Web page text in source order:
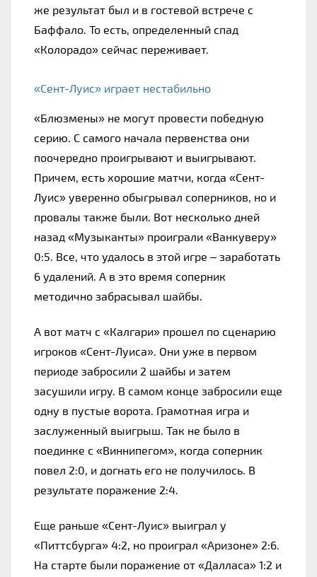
же результат был и в гостевой встрече с
Баффало. То есть, определенный спад
«Колорадо» сейчас переживает.
«Сент-Луис» играет нестабильно
«Блюзмены» не могут провести победную
серию. С самого начала первенства они
поочередно проигрывают и выигрывают.
Причем, есть хорошие матчи, когда «Сент-
Луис» уверенно обыгрывал соперников, но и
провалы также были. Вот несколько дней
назад «Музыканты» проиграли «Ванкуверу»
0:5. Все, что удалось в этой игре – заработать
6 удалений. А в это время соперник
методично забрасывал шайбы.
А вот матч с «Калгари» прошел по сценарию
игроков «Сент-Луиса». Они уже в первом
периоде забросили 2 шайбы и затем
засушили игру. В самом конце забросили еще
одну в пустые ворота. Грамотная игра и
заслуженный выигрыш. Так не было в
поединке с «Виннипегом», когда соперник
повел 2:0, и догнать его не получилось. В
результате поражение 2:4.
Еще раньше «Сент-Луис» выиграл у
«Питтсбурга» 4:2, но проиграл «Аризоне» 2:6.
На старте были поражение от «Далласа» 1:2 и